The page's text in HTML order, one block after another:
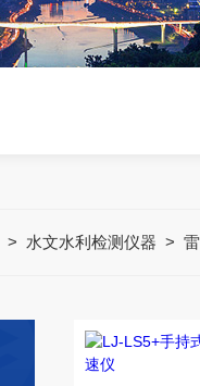
> 水文水利检测仪器 >